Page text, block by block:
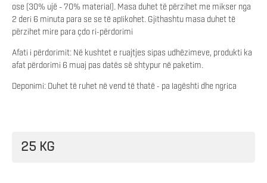
ose (30% ujë – 70% material). Masa duhet të përzihet me mikser nga
2 deri 6 minuta para se se të aplikohet. Gjithashtu masa duhet të
përzihet mire para çdo ri-përdorimi
Afati i përdorimit: Në kushtet e ruajtjes sipas udhëzimeve, produkti ka
afat përdorimi 6 muaj pas datës së shtypur në paketim.
Deponimi: Duhet të ruhet në vend të thatë - pa lagështi dhe ngrica
25 KG